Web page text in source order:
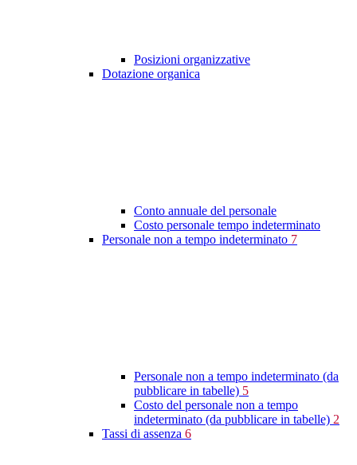
Posizioni organizzative
Dotazione organica
Conto annuale del personale
Costo personale tempo indeterminato
Personale non a tempo indeterminato 7
Personale non a tempo indeterminato (da
pubblicare in tabelle) 5
Costo del personale non a tempo
indeterminato (da pubblicare in tabelle) 2
Tassi di assenza 6